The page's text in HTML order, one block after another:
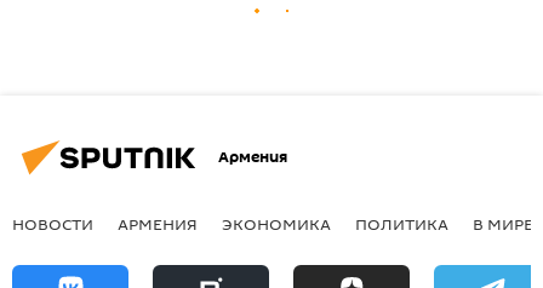
Армения
НОВОСТИ АРМЕНИЯ ЭКОНОМИКА ПОЛИТИКА В МИРЕ